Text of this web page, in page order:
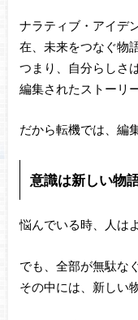
ナラティブ・アイデ
在、未来をつなぐ物
つまり、自分らしさ
編集されたストーリー
だから転機では、編
意識は新しい物
悩んでいる時、人は
でも、全部が無駄な
その中には、新しい